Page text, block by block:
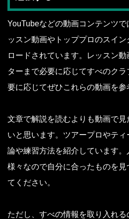
YouTubeなどの動画コンテンツ
ッスン動画やトッププロのスイ
ロードされています。レッスン
ターまで必要に応じてすべのク
要に応じてぜひこれらの動画を参
文章で解説を読むよりも動画で
いと思います。ツアープロやテ
論や練習方法を紹介しています
様々なので自分に合ったものを
てください。
ただし、すべの情報を取り入れ